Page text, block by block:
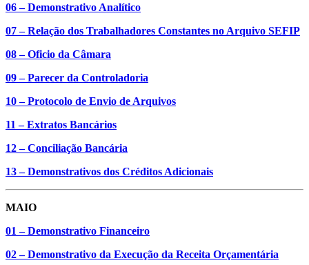
06 – Demonstrativo Analítico
07 – Relação dos Trabalhadores Constantes no Arquivo SEFIP
08 – Oficio da Câmara
09 – Parecer da Controladoria
10 – Protocolo de Envio de Arquivos
11 – Extratos Bancários
12 – Conciliação Bancária
13 – Demonstrativos dos Créditos Adicionais
MAIO
01 – Demonstrativo Financeiro
02 – Demonstrativo da Execução da Receita Orçamentária